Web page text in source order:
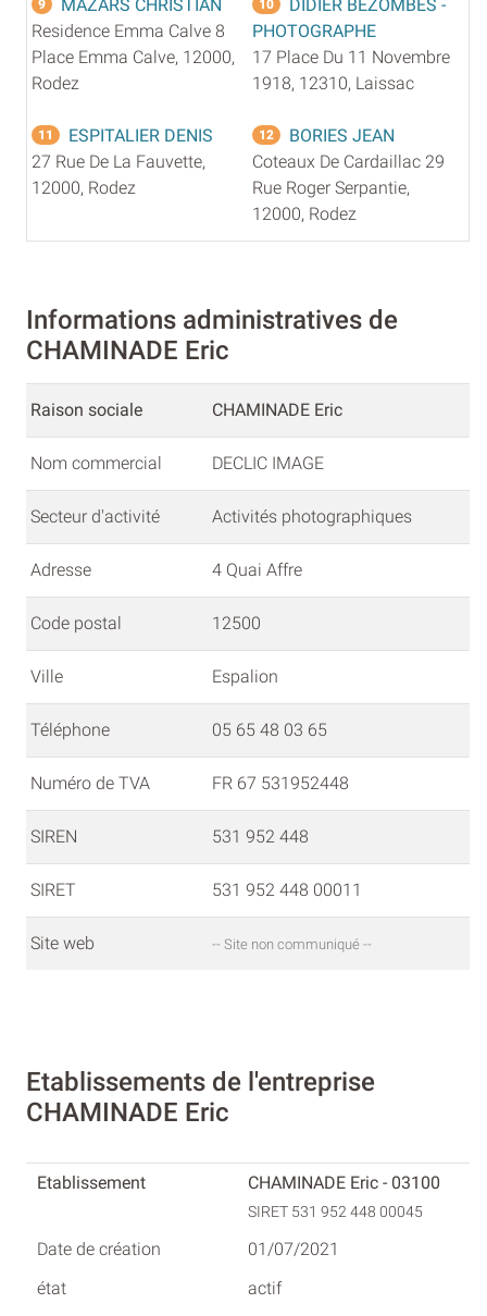
9
MAZARS CHRISTIAN
Residence Emma Calve 8
Place Emma Calve, 12000,
Rodez
10
DIDIER BEZOMBES -
PHOTOGRAPHE
17 Place Du 11 Novembre
1918, 12310, Laissac
11
ESPITALIER DENIS
27 Rue De La Fauvette,
12000, Rodez
12
BORIES JEAN
Coteaux De Cardaillac 29
Rue Roger Serpantie,
12000, Rodez
Informations administratives de
CHAMINADE Eric
Raison sociale CHAMINADE Eric
Nom commercial DECLIC IMAGE
Secteur d'activité Activités photographiques
Adresse 4 Quai Affre
Code postal 12500
Ville Espalion
Téléphone 05 65 48 03 65
Numéro de TVA FR 67 531952448
SIREN 531 952 448
SIRET 531 952 448 00011
Site web -- Site non communiqué --
Etablissements de l'entreprise
CHAMINADE Eric
CHAMINADE Eric - 03100
SIRET 531 952 448 00045
01/07/2021
actif